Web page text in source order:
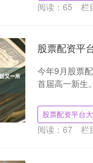
阅读： 65 栏
股票配资平
今年9月股票
首届高一新生
股票配资平台
阅读： 67 栏